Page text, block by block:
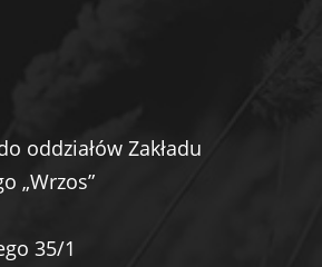
oddziałów Zakładu
„Wrzos”
35/1